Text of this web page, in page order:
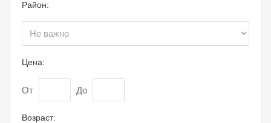
Район:
Цена:
От До
Возраст: